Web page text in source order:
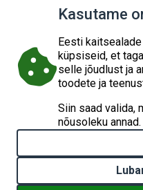
© 2026 KESKKONNAAMET
Kasutame
Eesti
küpsiseid, et
selle jõudlust ja
toodete ja
Siin saad valida,
nõusoleku annad.